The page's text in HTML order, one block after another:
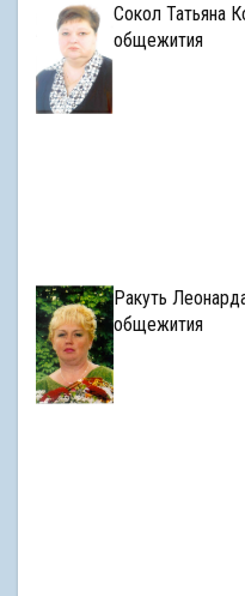
Сокол Татьяна
общежития
Ракуть
общежития